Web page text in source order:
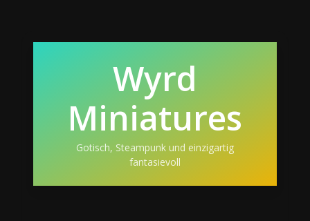
Wyrd
Miniatures
Gotisch, Steampunk und einzigartig
fantasievoll